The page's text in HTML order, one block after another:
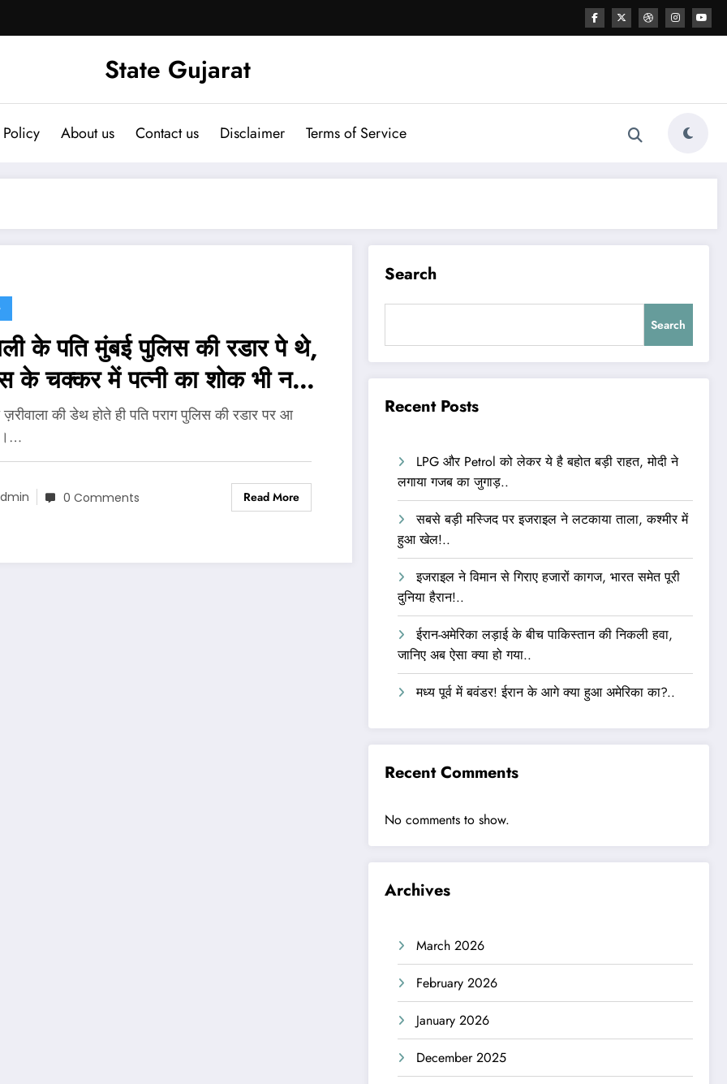
State Gujarat
About us Contact us Disclaimer Terms of Service
के पति मुंबई पुलिस की रडार पे थे,
के चक्कर में पत्नी का शोक भी नहीं
की डेथ होते ही पति पराग पुलिस की रडार पर आ
0 Comments Read More
Search
Search
Recent Posts
LPG और Petrol को लेकर ये है बहोत बड़ी राहत, मोदी ने
लगाया गजब का जुगाड़..
सबसे बड़ी मस्जिद पर इजराइल ने लटकाया ताला, कश्मीर में
हुआ खेल!..
इजराइल ने विमान से गिराए हजारों कागज, भारत समेत पूरी
दुनिया हैरान!..
ईरान-अमेरिका लड़ाई के बीच पाकिस्तान की निकली हवा,
जानिए अब ऐसा क्या हो गया..
मध्य पूर्व में बवंडर! ईरान के आगे क्या हुआ अमेरिका का?..
Recent Comments
No comments to show.
Archives
March 2026
February 2026
January 2026
December 2025